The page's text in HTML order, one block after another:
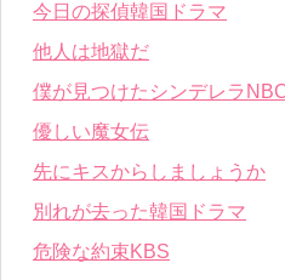
今日の探偵韓国ドラマ
他人は地獄だ
僕が見つけたシンデレラ
優しい魔女伝
先にキスからしましょうか
別れが去った韓国ドラマ
危険な約束KBS